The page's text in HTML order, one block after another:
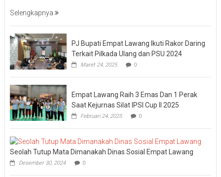
Selengkapnya
PJ Bupati Empat Lawang Ikuti Rakor Daring
Terkait Pilkada Ulang dan PSU 2024
Maret 24, 2025 0
Empat Lawang Raih 3 Emas Dan 1 Perak
Saat Kejurnas Silat IPSI Cup II 2025
Februari 24, 2025 0
Seolah Tutup Mata Dimanakah Dinas Sosial Empat Lawang
Desember 30, 2024 0